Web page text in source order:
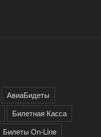
АвиаБидеты
Билетная Касса
Билеты On-Line